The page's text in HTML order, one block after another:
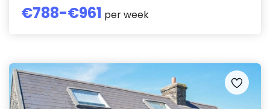
€788-€961 per week